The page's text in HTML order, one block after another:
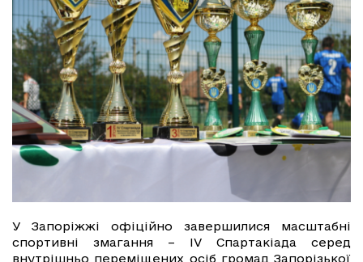
У Запоріжжі офіційно завершилися масштабні
спортивні змагання – IV Спартакіада серед
внутрішньо переміщених осіб громад Запорізької